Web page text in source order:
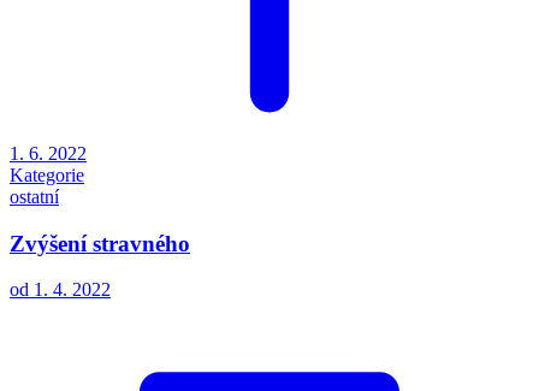
1. 6. 2022
Kategorie
ostatní
Zvýšení stravného
od 1. 4. 2022